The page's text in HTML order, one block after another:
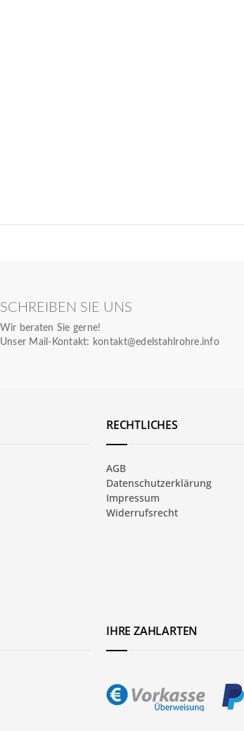
SCHREIBEN SIE UNS
Wir beraten Sie gerne!
Unser Mail-Kontakt: kontakt@edelstahlrohre.info
RECHTLICHES
AGB
Datenschutzerklärung
Impressum
Widerrufsrecht
IHRE ZAHLARTEN